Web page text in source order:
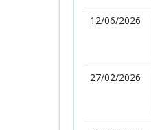
12/06/2026
27/02/2026